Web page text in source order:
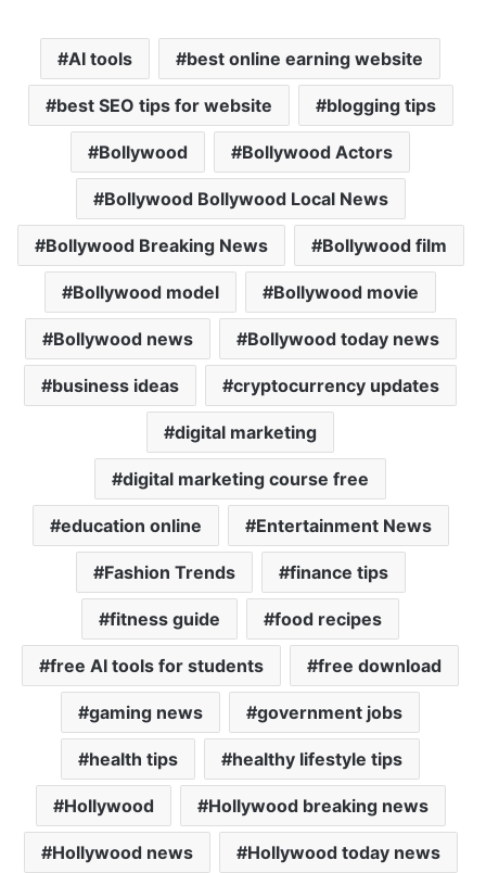
a
s
A
c
e
b
o
o
k
i
t
t
e
r
a
l
a
i
l
AI tools best online earning website
best SEO tips for website blogging tips
Bollywood Bollywood Actors
Bollywood Bollywood Local News
Bollywood Breaking News Bollywood film
Bollywood model Bollywood movie
Bollywood news Bollywood today news
business ideas cryptocurrency updates
digital marketing
digital marketing course free
education online Entertainment News
Fashion Trends finance tips
fitness guide food recipes
free AI tools for students free download
gaming news government jobs
health tips healthy lifestyle tips
Hollywood Hollywood breaking news
Hollywood news Hollywood today news